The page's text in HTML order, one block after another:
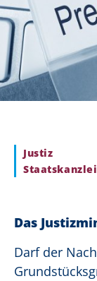
Justiz
Das
Darf der